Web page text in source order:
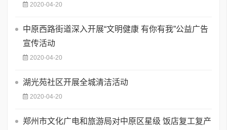
2020-04-20
中原西路街道深入开展“文明健康 有你有我”公益广告
宣传活动
2020-04-20
湖光苑社区开展全城清洁活动
2020-04-20
郑州市文化广电和旅游局对中原区星级 饭店复工复产